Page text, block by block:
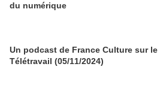
du numérique
Un podcast de France Culture sur le
Télétravail (05/11/2024)